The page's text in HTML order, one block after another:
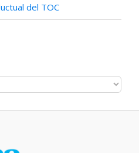
del TOC